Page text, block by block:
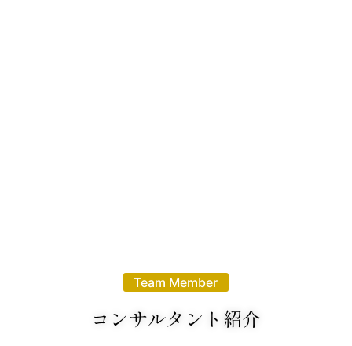
Team Member
コンサルタント紹介